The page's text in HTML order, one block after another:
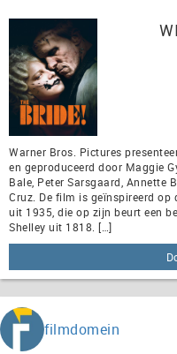
Warner Bros. Pictures
en geproduceerd door Maggie
Bale, Peter Sarsgaard, Annette
Cruz. De film is geïnspireerd op
uit 1935, die op zijn beurt een
Shelley uit 1818. […]
filmdomein